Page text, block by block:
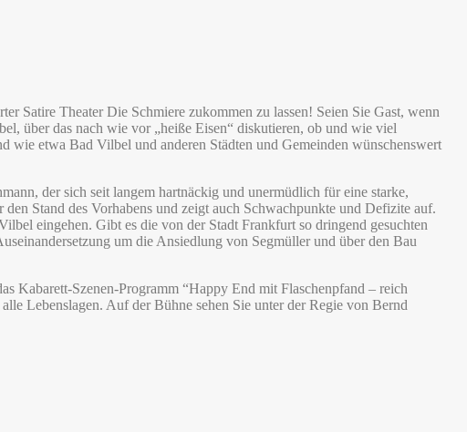
Satire Theater Die Schmiere zukommen zu lassen! Seien Sie Gast, wenn
über das nach wie vor „heiße Eisen“ diskutieren, ob und wie viel
wie etwa Bad Vilbel und anderen Städten und Gemeinden wünschenswert
der sich seit langem hartnäckig und unermüdlich für eine starke,
Stand des Vorhabens und zeigt auch Schwachpunkte und Defizite auf.
eingehen. Gibt es die von der Stadt Frankfurt so dringend gesuchten
um die Ansiedlung von Segmüller und über den Bau
Kabarett-Szenen-Programm “Happy End mit Flaschenpfand – reich
Lebenslagen. Auf der Bühne sehen Sie unter der Regie von Bernd